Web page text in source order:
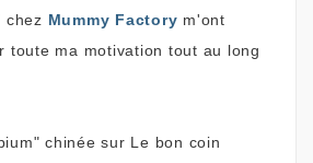
chez Mummy Factory m'ont
toute ma motivation tout au long
chinée sur Le bon coin